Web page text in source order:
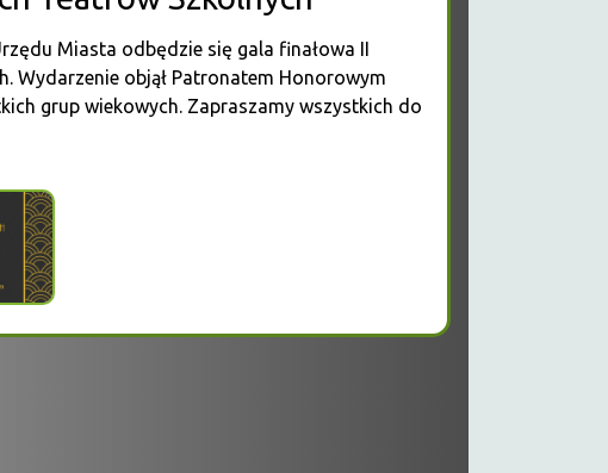
Miasta odbędzie się gala finałowa II
Wydarzenie objął Patronatem Honorowym
grup wiekowych. Zapraszamy wszystkich do